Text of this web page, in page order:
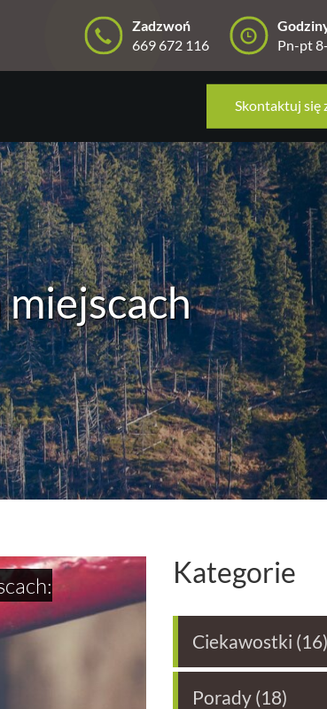
Zadzwoń
669 672 116
Pn-pt
Skontaktuj się
Kategorie
Ciekawostki (16)
Porady(18)